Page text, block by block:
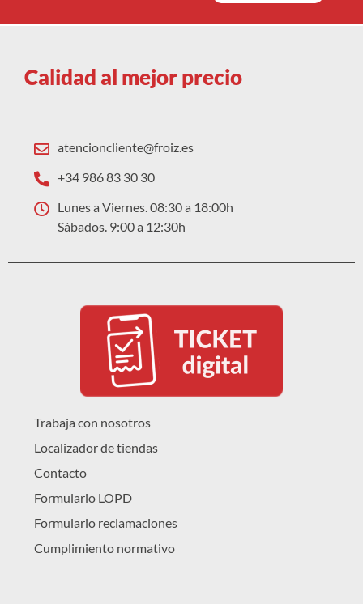
Calidad al mejor precio
atencioncliente@froiz.es
+34 986 83 30 30
Lunes a Viernes. 08:30 a 18:00h
Sábados. 9:00 a 12:30h
Trabaja con nosotros
Localizador de tiendas
Contacto
Formulario LOPD
Formulario reclamaciones
Cumplimiento normativo